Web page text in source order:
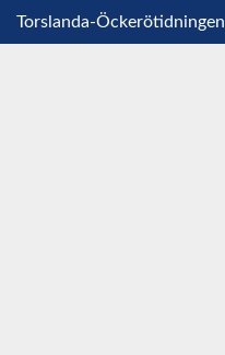
Torslanda-Öckerötidningen